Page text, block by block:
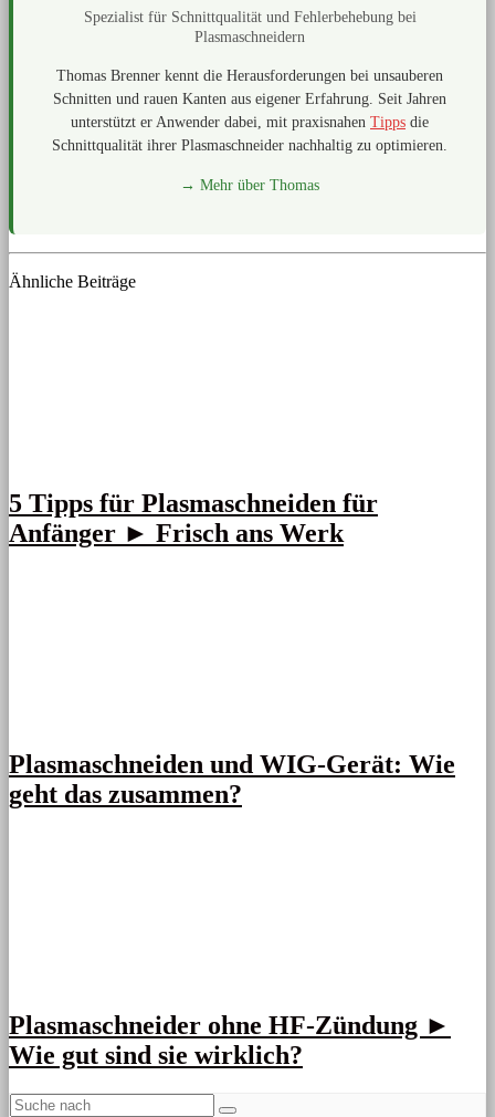
Spezialist für Schnittqualität und Fehlerbehebung bei
Plasmaschneidern
Thomas Brenner kennt die Herausforderungen bei unsauberen
Schnitten und rauen Kanten aus eigener Erfahrung. Seit Jahren
unterstützt er Anwender dabei, mit praxisnahen Tipps die
Schnittqualität ihrer Plasmaschneider nachhaltig zu optimieren.
→ Mehr über Thomas
Ähnliche Beiträge
5 Tipps für Plasmaschneiden für
Anfänger ► Frisch ans Werk
Plasmaschneiden und WIG-Gerät: Wie
geht das zusammen?
Plasmaschneider ohne HF-Zündung ►
Wie gut sind sie wirklich?